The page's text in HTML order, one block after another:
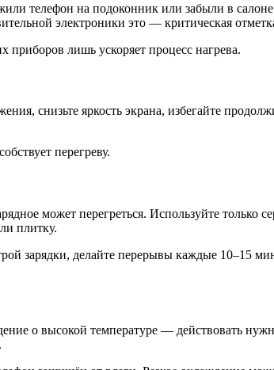
телефон на подоконник или забыли в
электроники это — критическая
лишь ускоряет процесс нагрева.
снизьте яркость экрана, избегайте
перегреву.
может перегреться. Используйте только
плитку.
зарядки, делайте перерывы каждые 10–15
о высокой температуре — действовать